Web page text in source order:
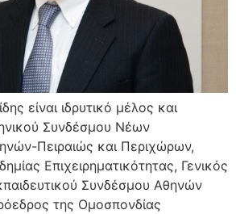
είναι ιδρυτικό μέλος και
Συνδέσμου Νέων
Πειραιώς και Περιχώρων,
Επιχειρηματικότητας, Γενικός
Συνδέσμου Αθηνών
της Ομοσπονδίας